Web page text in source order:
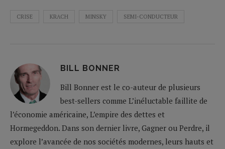
CRISE KRACH MINSKY SEMI-CONDUCTEUR
BILL BONNER
Bill Bonner est le co-auteur de plusieurs
best-sellers comme L’inéluctable faillite de
l’économie américaine, L’empire des dettes et
Hormegeddon. Dans son dernier livre, Gagner ou Perdre, il
explore l’avancée de nos sociétés modernes, leurs hauts et